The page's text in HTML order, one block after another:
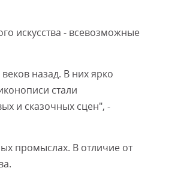
искусства - всевозможные
назад. В них ярко
стали
и сказочных сцен", -
промыслах. В отличие от